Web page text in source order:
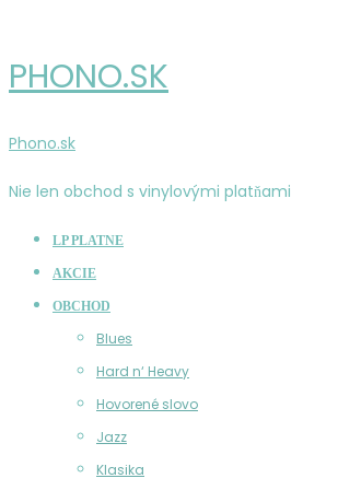
PHONO.SK
Phono.sk
Nie len obchod s vinylovými platňami
LP PLATNE
AKCIE
OBCHOD
Blues
Hard n‘ Heavy
Hovorené slovo
Jazz
Klasika